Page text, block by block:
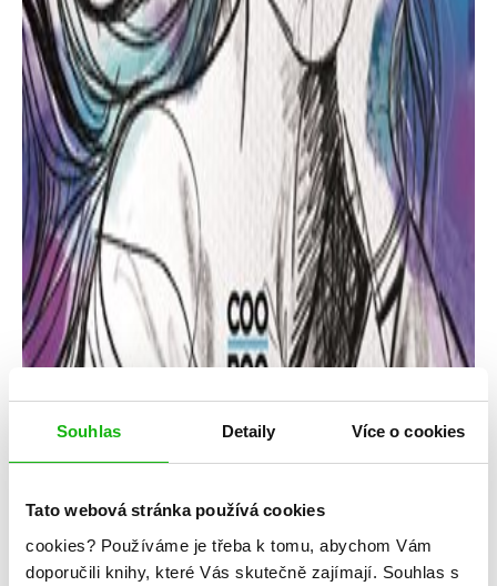
Souhlas Detaily Více o cookies
Tato webová stránka používá cookies
cookies? Používáme je třeba k tomu, abychom Vám
doporučili knihy, které Vás skutečně zajímají. Souhlas s
Dominika Valentová